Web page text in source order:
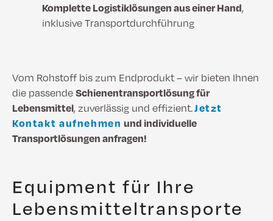
Komplette Logistiklösungen aus einer Hand,
inklusive Transportdurchführung
Vom Rohstoff bis zum Endprodukt – wir bieten Ihnen
die passendeSchienentransportlösung für
Lebensmittel, zuverlässig und effizient.Jetzt
Kontakt aufnehmen und individuelle
Transportlösungen anfragen!
Equipment für Ihre
Lebensmitteltransporte